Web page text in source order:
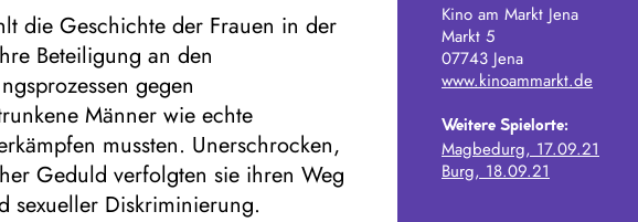
die Geschichte der Frauen in der
Beteiligung an den
gegen
Männer wie echte
mussten. Unerschrocken,
Geduld verfolgten sie ihren Weg
sexueller Diskriminierung.
Kino am Markt Jena
Markt 5
07743 Jena
www.kinoammarkt.de
Weitere Spielorte:
Magbedurg, 17.09.21
Burg, 18.09.21